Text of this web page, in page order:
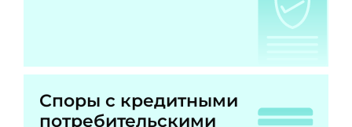
Споры с кредитными
потребительскими